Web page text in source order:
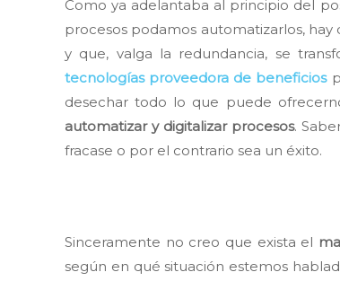
Como ya adelantaba al principio del
procesos podamos automatizarlos,
y que, valga la redundancia, se
tecnologías proveedora de beneficios
desechar todo lo que puede
automatizar y digitalizar procesos.
fracase o por el contrario sea un éxito.
Sinceramente no creo que exista el
según en qué situación estemos